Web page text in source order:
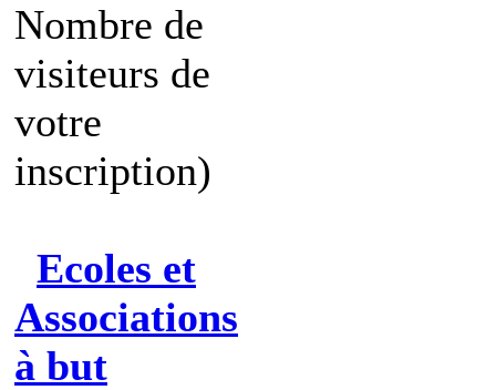
Nombre de
visiteurs de
votre
inscription)
Ecoles et
Associations
à but